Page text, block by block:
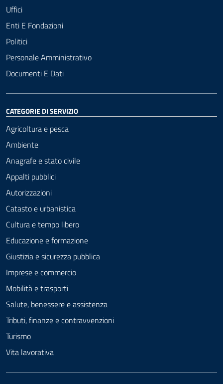
Uffici
Enti E Fondazioni
Politici
Personale Amministrativo
Documenti E Dati
CATEGORIE DI SERVIZIO
Agricoltura e pesca
Ambiente
Anagrafe e stato civile
Appalti pubblici
Autorizzazioni
Catasto e urbanistica
Cultura e tempo libero
Educazione e formazione
Giustizia e sicurezza pubblica
Imprese e commercio
Mobilità e trasporti
Salute, benessere e assistenza
Tributi, finanze e contravvenzioni
Turismo
Vita lavorativa